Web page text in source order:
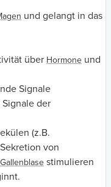
und gelangt in das
über Hormone und
Signale
der
(z.B.
von
Gallenblase stimulieren